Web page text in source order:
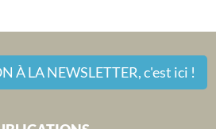
À LA NEWSLETTER,c'est ici !